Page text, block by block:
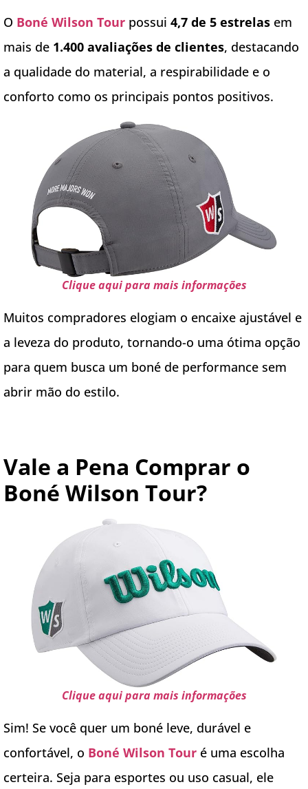
O Boné Wilson Tour possui 4,7 de 5 estrelas em
mais de 1.400 avaliações de clientes, destacando
a qualidade do material, a respirabilidade e o
conforto como os principais pontos positivos.
Clique aqui para mais informações
Muitos compradores elogiam o encaixe ajustável e
a leveza do produto, tornando-o uma ótima opção
para quem busca um boné de performance sem
abrir mão do estilo.
Vale a Pena Comprar o
Boné Wilson Tour?
Clique aqui para mais informações
Sim! Se você quer um boné leve, durável e
confortável, o Boné Wilson Tour é uma escolha
certeira. Seja para esportes ou uso casual, ele